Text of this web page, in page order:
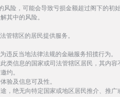
险，可能会导致亏损金额超过阁下的初始
其中的风险。
管辖区的居民提供服务。
违反当地法律法规的金融服务招揽行为。
类信息的国家或司法管辖区居民，其内容
约。
验及信息可及性。
，绝无向特定国家或地区居民推介、推广